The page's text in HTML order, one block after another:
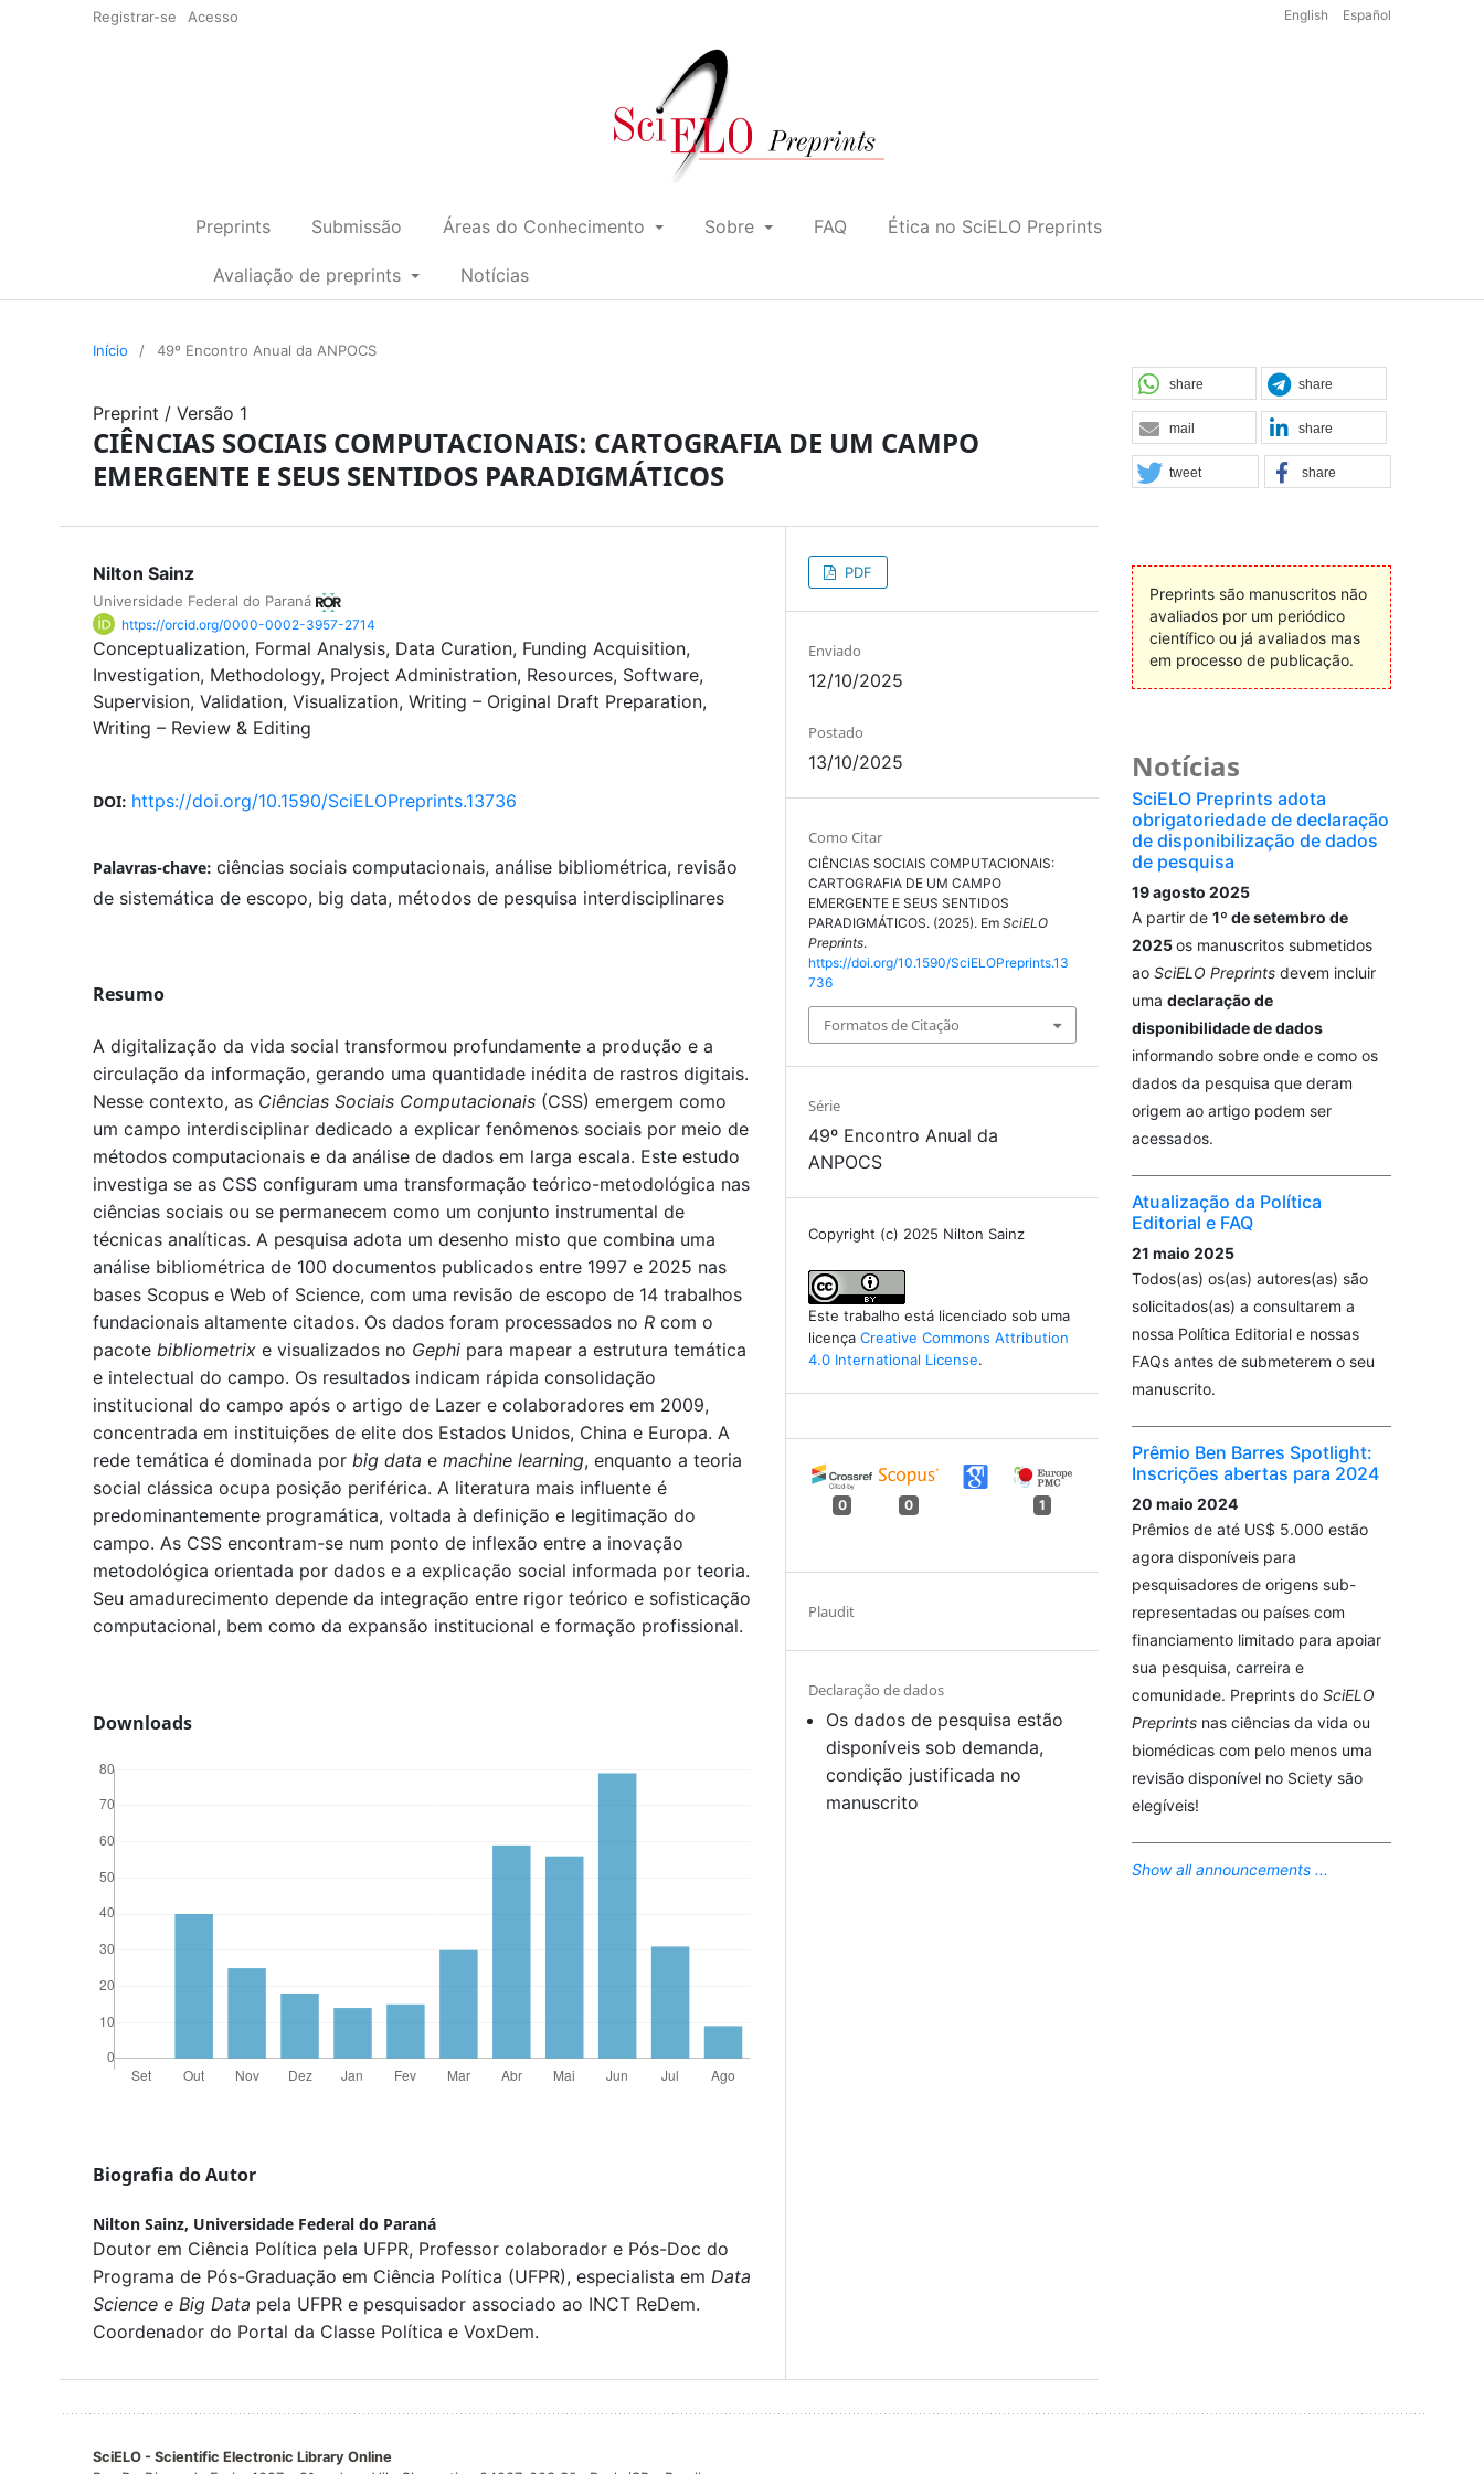
Registrar-se Acesso English Español
Preprints Submissão Áreas do Conhecimento Sobre FAQ Ética no SciELO Preprints
Avaliação de preprints Notícias
Início / 49º Encontro Anual da ANPOCS
Preprint / Versão 1
CIÊNCIAS SOCIAIS COMPUTACIONAIS: CARTOGRAFIA DE UM CAMPO
EMERGENTE E SEUS SENTIDOS PARADIGMÁTICOS
Nilton Sainz
Universidade Federal do Paraná
https://orcid.org/0000-0002-3957-2714
Conceptualization Formal Analysis Data Curation Funding Acquisition
Investigation Methodology Project Administration Resources Software
Supervision Validation Visualization Writing – Original Draft Preparation
Writing – Review & Editing
DOI: https://doi.org/10.1590/SciELOPreprints.13736
Palavras-chave: ciências sociais computacionais, análise bibliométrica, revisão
de sistemática de escopo, big data, métodos de pesquisa interdisciplinares
Resumo
A digitalização da vida social transformou profundamente a produção e a
circulação da informação, gerando uma quantidade inédita de rastros digitais.
Nesse contexto, as Ciências Sociais Computacionais(CSS) emergem como
um campo interdisciplinar dedicado a explicar fenômenos sociais por meio de
métodos computacionais e da análise de dados em larga escala. Este estudo
investiga se as CSS configuram uma transformação teórico-metodológica nas
ciências sociais ou se permanecem como um conjunto instrumental de
técnicas analíticas. A pesquisa adota um desenho misto que combina uma
análise bibliométrica de 100 documentos publicados entre 1997 e 2025 nas
bases Scopus e Web of Science, com uma revisão de escopo de 14 trabalhos
fundacionais altamente citados. Os dados foram processados no Rcom o
pacote bibliometrixe visualizados no Gephipara mapear a estrutura temática
e intelectual do campo. Os resultados indicam rápida consolidação
institucional do campo após o artigo de Lazer e colaboradores em 2009,
concentrada em instituições de elite dos Estados Unidos, China e Europa. A
rede temática é dominada por big data e machine learning, enquanto a teoria
social clássica ocupa posição periférica. A literatura mais influente é
predominantemente programática, voltada à definição e legitimação do
campo. As CSS encontram-se num ponto de inflexão entre a inovação
metodológica orientada por dados e a explicação social informada por teoria.
Seu amadurecimento depende da integração entre rigor teórico e sofisticação
computacional, bem como da expansão institucional e formação profissional.
Downloads
Biografia do Autor
Nilton Sainz, Universidade Federal do Paraná
Doutor em Ciência Política pela UFPR, Professor colaborador e Pós-Doc do
Programa de Pós-Graduação em Ciência Política (UFPR), especialista em Data
Science e Big Data pela UFPR e pesquisador associado ao INCT ReDem.
Coordenador do Portal da Classe Política e VoxDem.
PDF
Enviado
12/10/2025
Postado
13/10/2025
Como Citar
CIÊNCIAS SOCIAIS COMPUTACIONAIS:
CARTOGRAFIA DE UM CAMPO
EMERGENTE E SEUS SENTIDOS
PARADIGMÁTICOS. (2025). EmSciELO
Preprints.
https://doi.org/10.1590/SciELOPreprints.13
736
Formatos de Citação
Série
49º Encontro Anual da
ANPOCS
Copyright (c) 2025 Nilton Sainz
Este trabalho está licenciado sob uma
licençaCreative Commons Attribution
4.0 International License.
0 0 1
Plaudit
Declaração de dados
Os dados de pesquisa estão
disponíveis sob demanda,
condição justificada no
manuscrito
share share
mail share
tweet share
Preprints são manuscritos não
avaliados por um periódico
científico ou já avaliados mas
em processo de publicação.
Notícias
SciELO Preprints adota
obrigatoriedade de declaração
de disponibilização de dados
de pesquisa
19 agosto 2025
A partir de 1º de setembro de
2025os manuscritos submetidos
ao SciELO Preprintsdevem incluir
uma declaração de
disponibilidade de dados
informando sobre onde e como os
dados da pesquisa que deram
origem ao artigo podem ser
acessados.
Atualização da Política
Editorial e FAQ
21 maio 2025
Todos(as) os(as) autores(as) são
solicitados(as) a consultarem a
nossa Política Editorial e nossas
FAQs antes de submeterem o seu
manuscrito.
Prêmio Ben Barres Spotlight:
Inscrições abertas para 2024
20 maio 2024
Prêmios de até US$ 5.000 estão
agora disponíveis para
pesquisadores de origens sub-
representadas ou países com
financiamento limitado para apoiar
sua pesquisa, carreira e
comunidade. Preprints do SciELO
Preprintsnas ciências da vida ou
biomédicas com pelo menos uma
revisão disponível no Sciety são
elegíveis!
Show all announcements ...
SciELO - Scientific Electronic Library Online